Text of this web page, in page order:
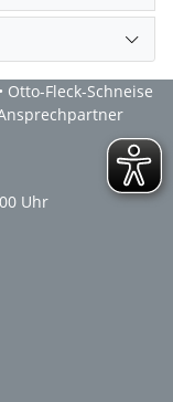
Fleck-Schneise
Uhr